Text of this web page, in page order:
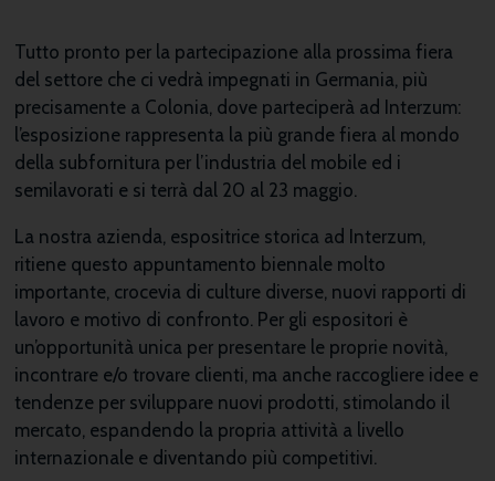
Tutto pronto per la partecipazione alla prossima fiera
del settore che ci vedrà impegnati in Germania, più
precisamente a Colonia, dove parteciperà ad Interzum:
l’esposizione rappresenta la più grande fiera al mondo
della subfornitura per l’industria del mobile ed i
semilavorati e si terrà dal 20 al 23 maggio.
La nostra azienda, espositrice storica ad Interzum,
ritiene questo appuntamento biennale molto
importante, crocevia di culture diverse, nuovi rapporti di
lavoro e motivo di confronto. Per gli espositori è
un’opportunità unica per presentare le proprie novità,
incontrare e/o trovare clienti, ma anche raccogliere idee e
tendenze per sviluppare nuovi prodotti, stimolando il
mercato, espandendo la propria attività a livello
internazionale e diventando più competitivi.